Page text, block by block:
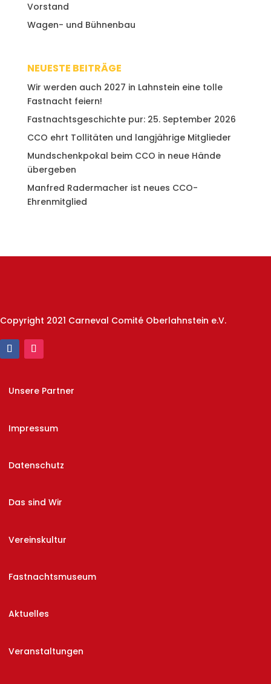
Vorstand
Wagen- und Bühnenbau
NEUESTE BEITRÄGE
Wir werden auch 2027 in Lahnstein eine tolle
Fastnacht feiern!
Fastnachtsgeschichte pur: 25. September 2026
CCO ehrt Tollitäten und langjährige Mitglieder
Mundschenkpokal beim CCO in neue Hände
übergeben
Manfred Radermacher ist neues CCO-
Ehrenmitglied
Copyright 2021 Carneval Comité Oberlahnstein e.V.
Unsere Partner
Impressum
Datenschutz
Das sind Wir
Vereinskultur
Fastnachtsmuseum
Aktuelles
Veranstaltungen